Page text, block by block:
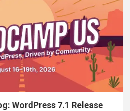
WordPress 7.1 Release